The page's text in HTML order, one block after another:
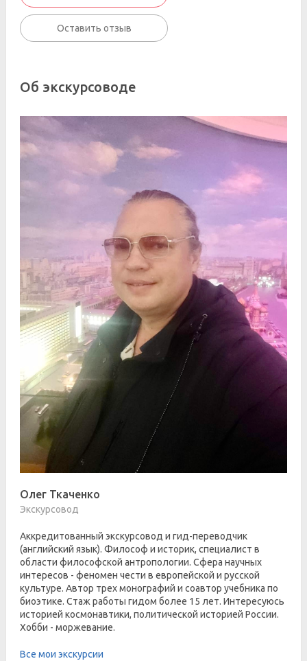
Оставить отзыв
Об экскурсоводе
Олег Ткаченко
Экскурсовод
Аккредитованный экскурсовод и гид-переводчик
(английский язык). Философ и историк, специалист в
области философской антропологии. Сфера научных
интересов - феномен чести в европейской и русской
культуре. Автор трех монографий и соавтор учебника по
биоэтике. Стаж работы гидом более 15 лет. Интересуюсь
историей космонавтики, политической историей России.
Хобби - моржевание.
Все мои экскурсии